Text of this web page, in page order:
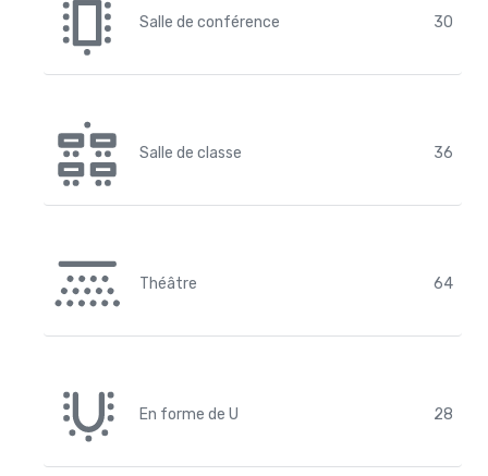
Salle de conférence 30
Salle de classe 36
Théâtre 64
En forme de U 28